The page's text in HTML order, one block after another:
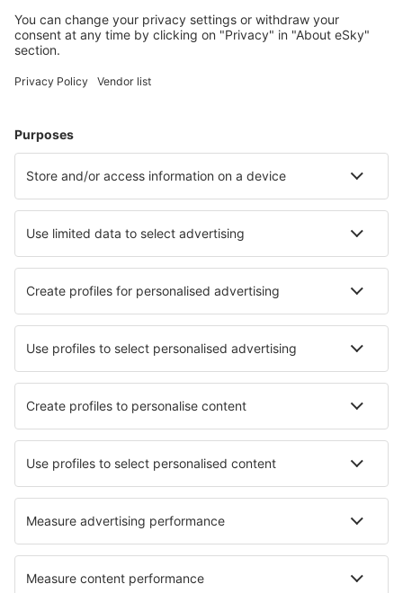
Cele mai căutate hoteluri de către utilizatorii eSky
Hoteluri în Spania - Orașe populare
Hoteluri în Madrid
Hoteluri în El Campello Hoteluri în Torre Del Mar
Hoteluri în O Grove Hoteluri în Golf Del Sur
Hoteluri în Cangas de Morrazo
Cele mai bune hoteluri - orașe
Hoteluri în Thuret Hoteluri în Maranola
Hoteluri în Piriápolis Hoteluri în Lenting
Hoteluri în Wendorf Hoteluri în Joeuf
Hoteluri în Praia A Mare Hoteluri în Saint Martinville
Cele mai bune hoteluri - regiuni
Hoteluri in Costa Tropical Hoteluri in La Gomera